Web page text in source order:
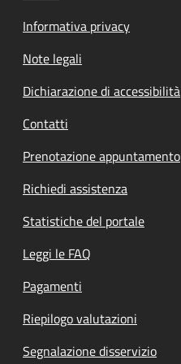
Informativa privacy
Note legali
Dichiarazione di accessibilità
Contatti
Prenotazione appuntamento
Richiedi assistenza
Statistiche del portale
Leggi le FAQ
Pagamenti
Riepilogo valutazioni
Segnalazione disservizio